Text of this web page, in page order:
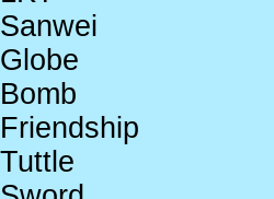
Sanwei
Globe
Bomb
Friendship
Tuttle